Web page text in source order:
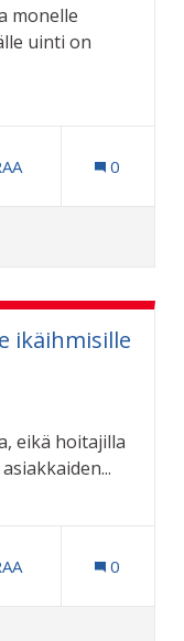
monelle
uinti on
ja ulkoilu
0
ikäihmisille
eikä hoitajilla
ja hyvinvointi
0